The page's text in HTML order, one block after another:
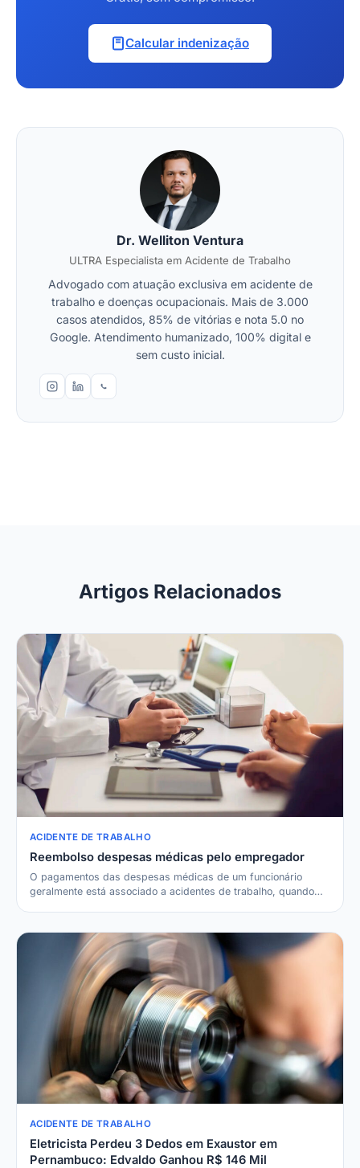
Calcular indenização
Dr. Welliton Ventura
ULTRA Especialista em Acidente de Trabalho
Advogado com atuação exclusiva em acidente de
trabalho e doenças ocupacionais. Mais de 3.000
casos atendidos, 85% de vitórias e nota 5.0 no
Google. Atendimento humanizado, 100% digital e
sem custo inicial.
Artigos Relacionados
ACIDENTE DE TRABALHO
Reembolso despesas médicas pelo empregador
O pagamentos das despesas médicas de um funcionário
geralmente está associado a acidentes de trabalho, quando…
ACIDENTE DE TRABALHO
Eletricista Perdeu 3 Dedos em Exaustor em
Pernambuco: Edvaldo Ganhou R$ 146 Mil